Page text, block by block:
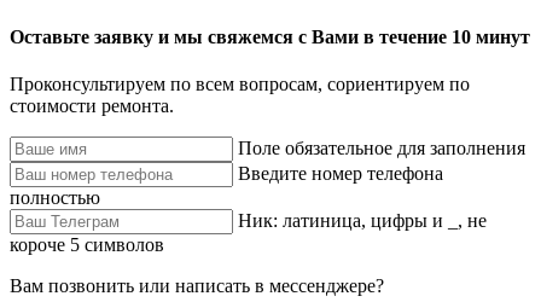
Оставьте заявку и мы свяжемся с Вами в течение 10 минут
Проконсультируем по всем вопросам, сориентируем по
стоимости ремонта.
Поле обязательное для заполнения
Введите номер телефона
полностью
Ник: латиница, цифры и _, не
короче 5 символов
Вам позвонить или написать в мессенджере?